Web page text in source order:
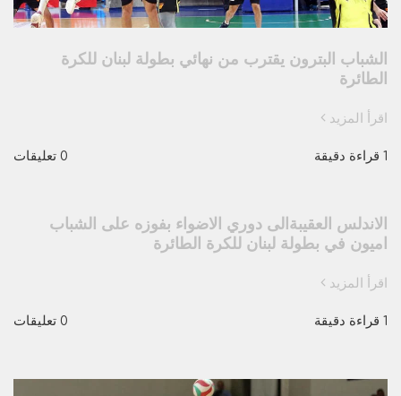
الشباب البترون يقترب من نهائي بطولة لبنان للكرة
الطائرة
اقرأ المزيد
1 قراءة دقيقة 0 تعليقات
الاندلس العقيبةالى دوري الاضواء بفوزه على الشباب
اميون في بطولة لبنان للكرة الطائرة
اقرأ المزيد
1 قراءة دقيقة 0 تعليقات